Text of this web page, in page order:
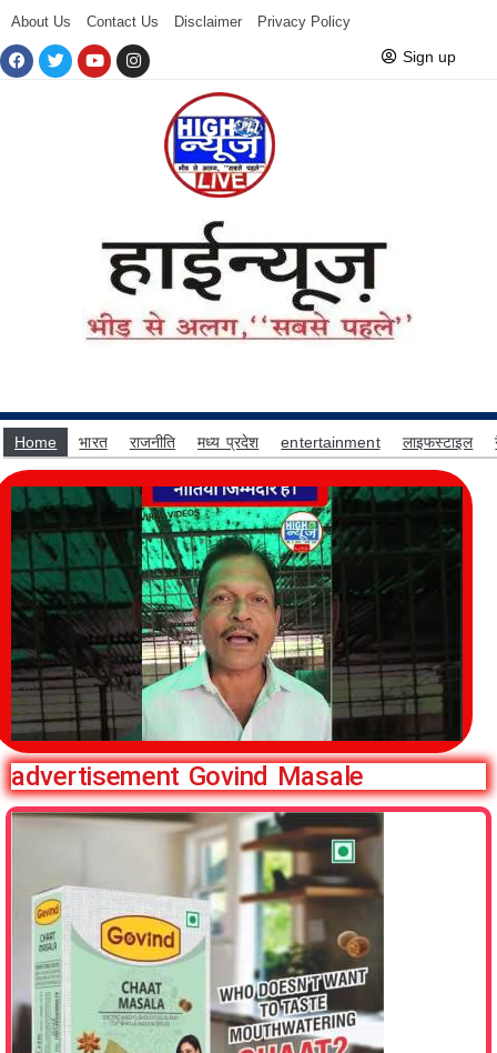
About Us Contact Us Disclaimer Privacy Policy
Sign up
Home भारत राजनीति मध्य प्रदेश entertainment लाइफस्टाइल
advertisement Govind Masale